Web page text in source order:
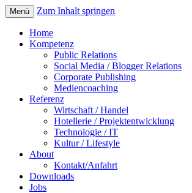
Menü Zum Inhalt springen
Home
Kompetenz
Public Relations
Social Media / Blogger Relations
Corporate Publishing
Mediencoaching
Referenz
Wirtschaft / Handel
Hotellerie / Projektentwicklung
Technologie / IT
Kultur / Lifestyle
About
Kontakt/Anfahrt
Downloads
Jobs